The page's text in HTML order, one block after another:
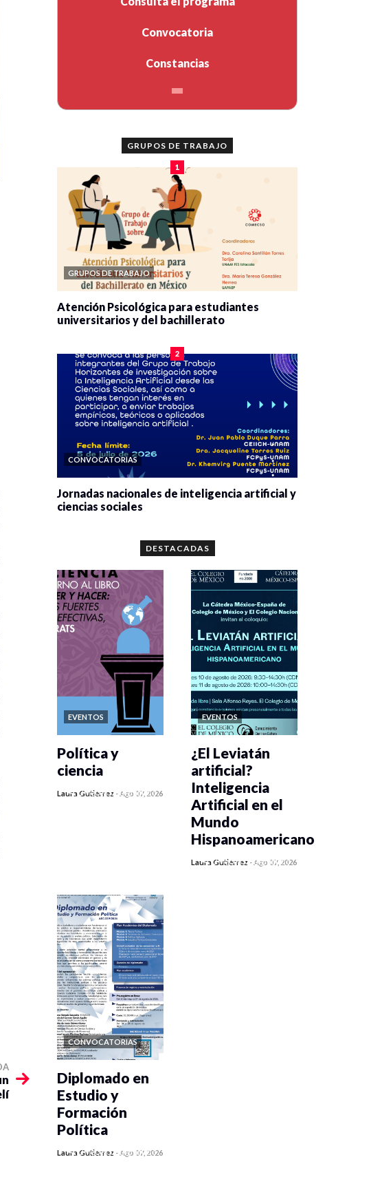
Convocatoria
Constancias
GRUPOS DE TRABAJO
1
GRUPOS DE TRABAJO
Atención Psicológica para estudiantes
universitarios y del bachillerato
2
CONVOCATORIAS
Jornadas nacionales de inteligencia artificial y
ciencias sociales
DESTACADAS
EVENTOS
0 veces compartido
Política y
ciencia
Laura Gutiérrez -Ago 07, 2026
EVENTOS
0 veces compartido
¿El Leviatán
artificial?
Inteligencia
Artificial en el
Mundo
Hispanoamericano
Laura Gutiérrez -Ago 07, 2026
CONVOCATORIAS
0 veces compartido
Diplomado en
Estudio y
Formación
Política
Laura Gutiérrez -Ago 07, 2026